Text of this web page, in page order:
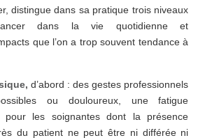
distingue dans sa pratique trois niveaux
dans la vie quotidienne et
que l’on a trop souvent tendance à
d’abord : des gestes professionnels
ou douloureux, une fatigue
pour les soignantes dont la présence
du patient ne peut être ni différée ni